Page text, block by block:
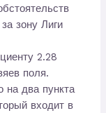
зону Лиги
2.28
поля.
на два пункта
входит в